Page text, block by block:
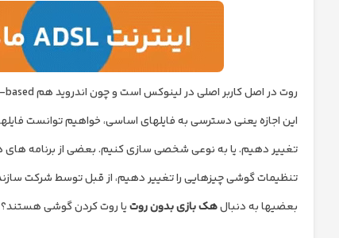
این اجازه یعنی دسترسی به فایل‏های اساسی، خواهیم توانست
بعضی‎ها به دنبال
هک بازی بدون روتیا روت کردن گوشی هستند؟